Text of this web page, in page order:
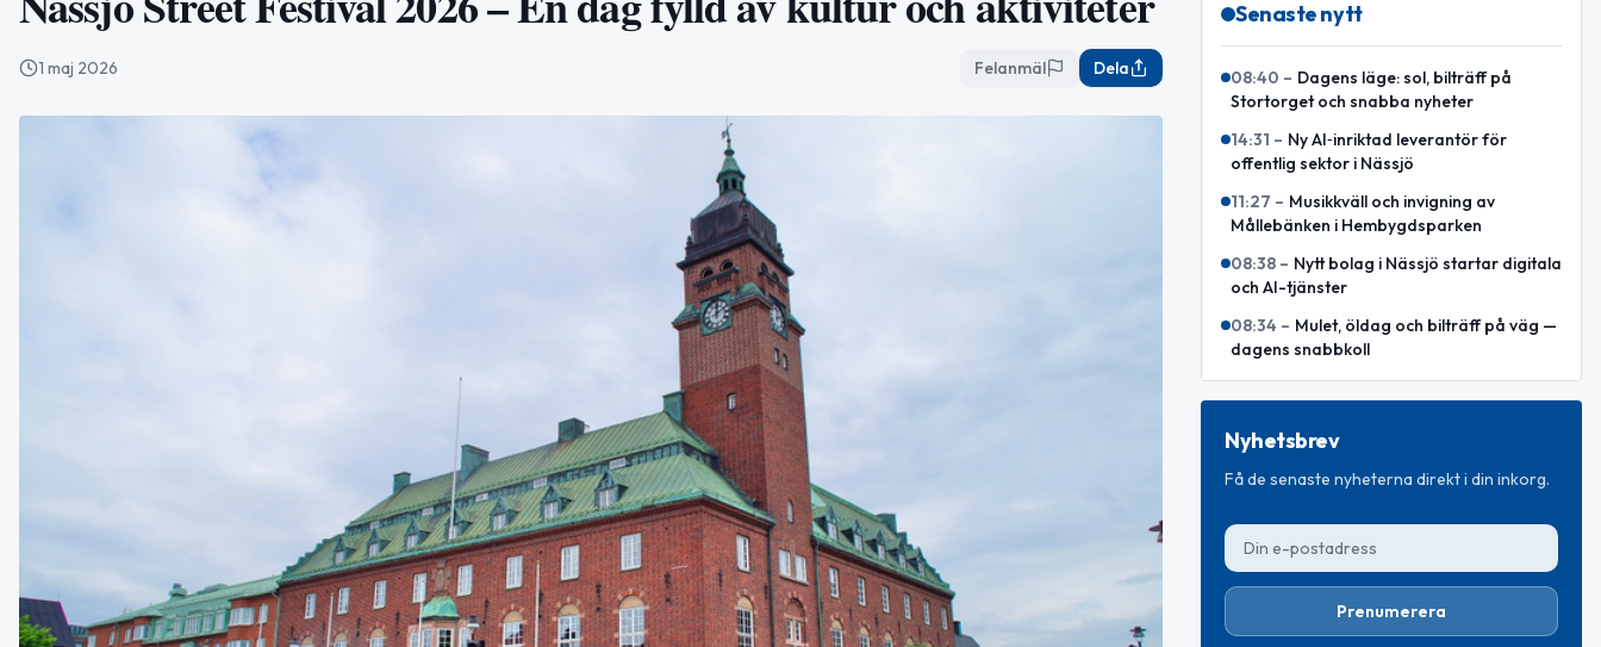
1 maj 2026 Felanmäl Dela
Senaste nytt
08:40 – Dagens läge: sol, bilträff på
Stortorget och snabba nyheter
14:31 – Ny AI‑inriktad leverantör för
offentlig sektor i Nässjö
11:27 – Musikkväll och invigning av
Mållebänken i Hembygdsparken
08:38 – Nytt bolag i Nässjö startar digitala
och AI-tjänster
08:34 – Mulet, öldag och bilträff på väg —
dagens snabbkoll
Nyhetsbrev
Få de senaste nyheterna direkt i din inkorg.
Prenumerera